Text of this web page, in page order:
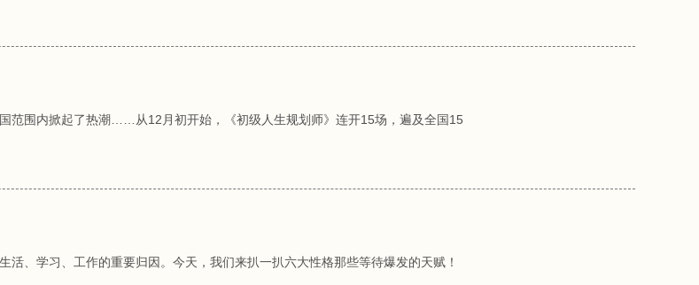
范围内掀起了热潮……从12月初开始，《初级人生规划师》连开15场，遍及全国15
、学习、工作的重要归因。今天，我们来扒一扒六大性格那些等待爆发的天赋！